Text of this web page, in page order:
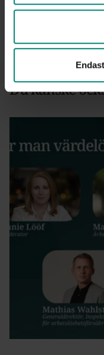
Du kanske
PRESSMEDDELANDEN
alla – samtal